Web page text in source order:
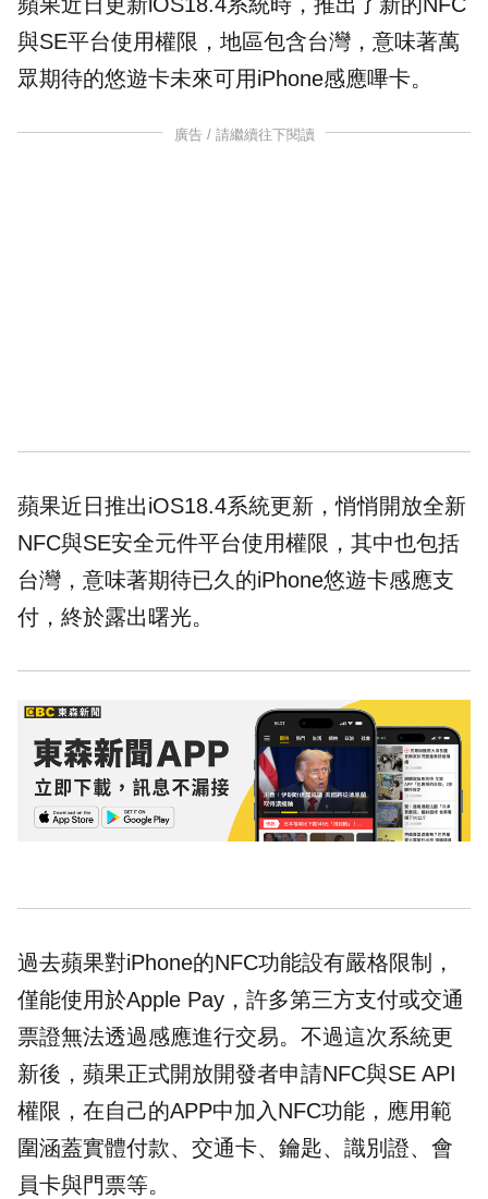
與SE平台使用權限，地區包含台灣，意味著萬
眾期待的悠遊卡未來可用iPhone感應嗶卡。
廣告 / 請繼續往下閱讀
蘋果近日推出iOS18.4系統更新，悄悄開放全新
NFC與SE安全元件平台使用權限，其中也包括
台灣，意味著期待已久的iPhone悠遊卡感應支
付，終於露出曙光。
過去蘋果對iPhone的NFC功能設有嚴格限制，
僅能使用於Apple Pay，許多第三方支付或交通
票證無法透過感應進行交易。不過這次系統更
新後，蘋果正式開放開發者申請NFC與SE API
權限，在自己的APP中加入NFC功能，應用範
圍涵蓋實體付款、交通卡、鑰匙、識別證、會
員卡與門票等。